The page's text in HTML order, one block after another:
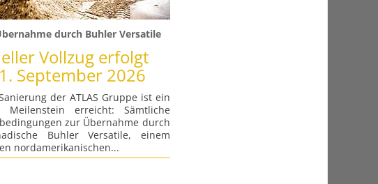
durch Buhler Versatile
Vollzug erfolgt
September 2026
der ATLAS Gruppe ist ein
Meilenstein erreicht: Sämtliche
zur Übernahme durch
Buhler Versatile, einem
nordamerikanischen...